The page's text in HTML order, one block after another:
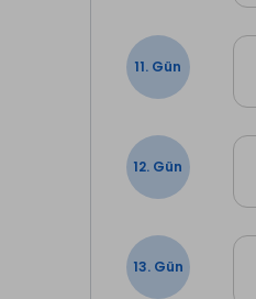
11. Gün
12. Gün
13. Gün